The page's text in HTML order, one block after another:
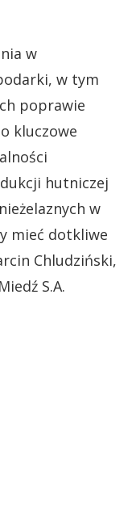
w
w tym
poprawie
kluczowe
hutniczej
w
mieć dotkliwe
Chludziński,
S.A.